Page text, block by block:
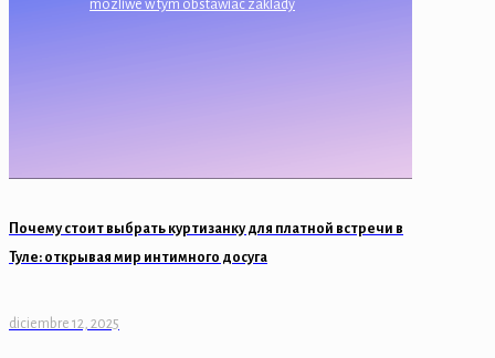
mozliwe w tym obstawiac zaklady
Почему стоит выбрать куртизанку для платной встречи в
Туле: открывая мир интимного досуга
diciembre 12, 2025